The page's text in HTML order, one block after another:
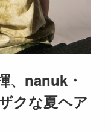
、nanuk・
クな夏ヘア